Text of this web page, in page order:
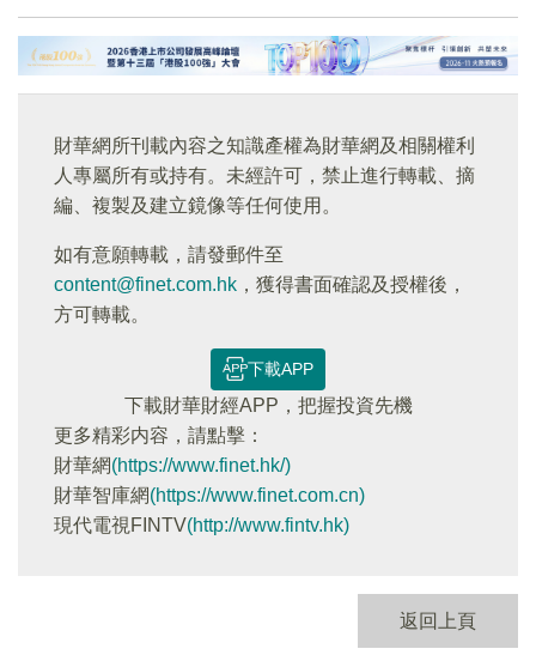
財華網所刊載內容之知識產權為財華網及相關權利
人專屬所有或持有。未經許可，禁止進行轉載、摘
編、複製及建立鏡像等任何使用。
如有意願轉載，請發郵件至
content@finet.com.hk ，獲得書面確認及授權後，
方可轉載。
下載APP
下載財華財經APP，把握投資先機
更多精彩内容，請點擊：
財華網(https://www.finet.hk/)
財華智庫網(https://www.finet.com.cn)
現代電視FINTV(http://www.fintv.hk)
返回上頁